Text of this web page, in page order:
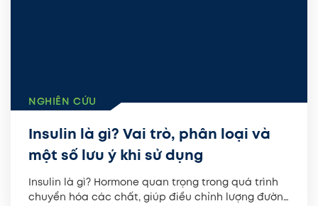
NGHIÊN CỨU
Insulin là gì? Vai trò, phân loại và
một số lưu ý khi sử dụng
Insulin là gì? Hormone quan trọng trong quá trình
chuyển hóa các chất, giúp điều chỉnh lượng đường